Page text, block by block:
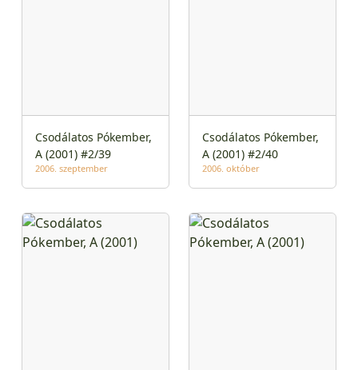
Csodálatos Pókember,
A (2001) #2/39
2006. szeptember
Csodálatos Pókember,
A (2001) #2/40
2006. október